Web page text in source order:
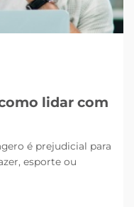
lidar com
é prejudicial para
esporte ou